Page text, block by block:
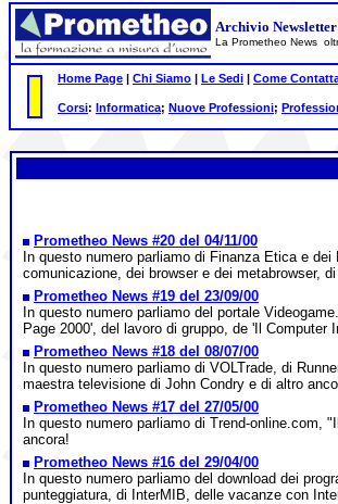
Archivio Newsletter
La Prometheo News
Home Page | Chi Siamo | Le Sedi | Come
Corsi: Informatica; Nuove Professioni;
Prometheo News #20 del 04/11/00
In questo numero parliamo di Finanza Etica e
comunicazione, dei browser e dei metabrowser,
Prometheo News #19 del 23/09/00
In questo numero parliamo del portale
Page 2000', del lavoro di gruppo, de 'Il Computer
Prometheo News #18 del 08/07/00
In questo numero parliamo di VOLTrade, di
maestra televisione di John Condry e di altro
Prometheo News #17 del 27/05/00
In questo numero parliamo di Trend-
ancora!
Prometheo News #16 del 29/04/00
In questo numero parliamo del download dei
punteggiatura, di InterMIB, delle vacanze con